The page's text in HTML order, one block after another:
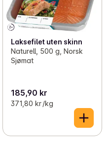
Laksefilet uten skinn
Naturell, 500 g, Norsk
Sjømat
185,90 kr
371,80 kr /kg